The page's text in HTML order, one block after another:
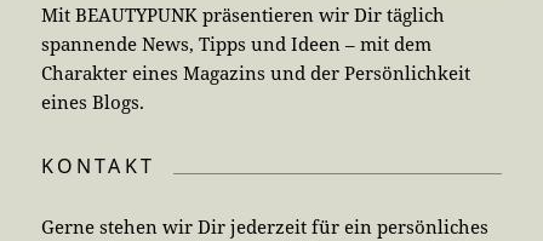
Mit BEAUTYPUNK präsentieren wir Dir täglich
spannende News, Tipps und Ideen – mit dem
Charakter eines Magazins und der Persönlichkeit
eines Blogs.
KONTAKT
Gerne stehen wir Dir jederzeit für ein persönliches